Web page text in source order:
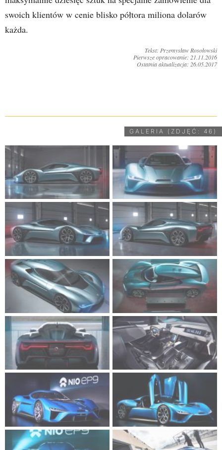
swoich klientów w cenie blisko półtora miliona dolarów
każda.
Tekst: Przemysław Rosołowski
Pierwsze opracowanie: 21.11.2016
Ostatnia aktualizacja: 26.05.2017
GALERIA (ZDJĘĆ: 46)